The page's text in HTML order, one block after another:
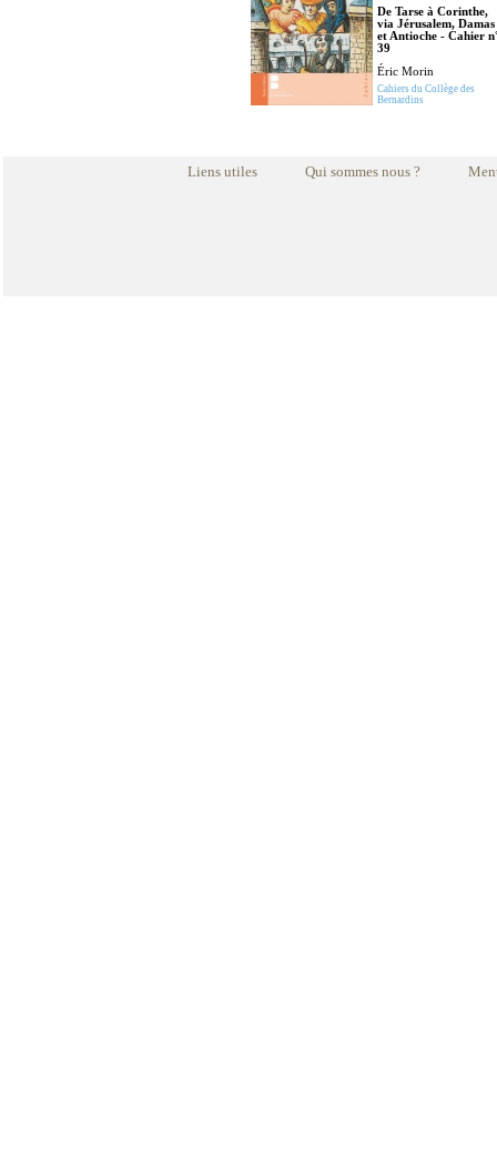
De Tarse à Corinthe,
via Jérusalem, Damas
et Antioche - Cahier
39
Éric Morin
Cahiers du Collège des
Bernardins
Liens utiles Qui sommes nous ?